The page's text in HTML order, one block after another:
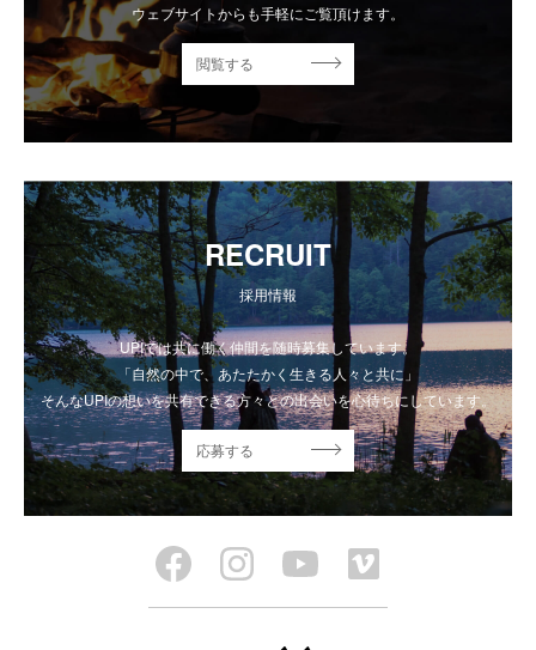
ウェブサイトからも手軽にご覧頂けます。
閲覧する
RECRUIT
採用情報
UPIでは共に働く仲間を随時募集しています。
「自然の中で、あたたかく生きる人々と共に」
そんなUPIの想いを共有できる方々との出会いを心待ちにしています。
応募する